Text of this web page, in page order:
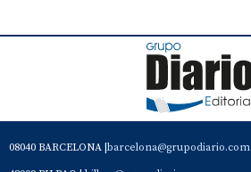
08040 BARCELONA | barcelona@grupodiario.com